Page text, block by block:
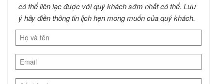
có thể liên lạc được với quý khách sớm nhất có thể. Lưu
ý hãy điền thông tin lịch hẹn mong muốn của quý khách.